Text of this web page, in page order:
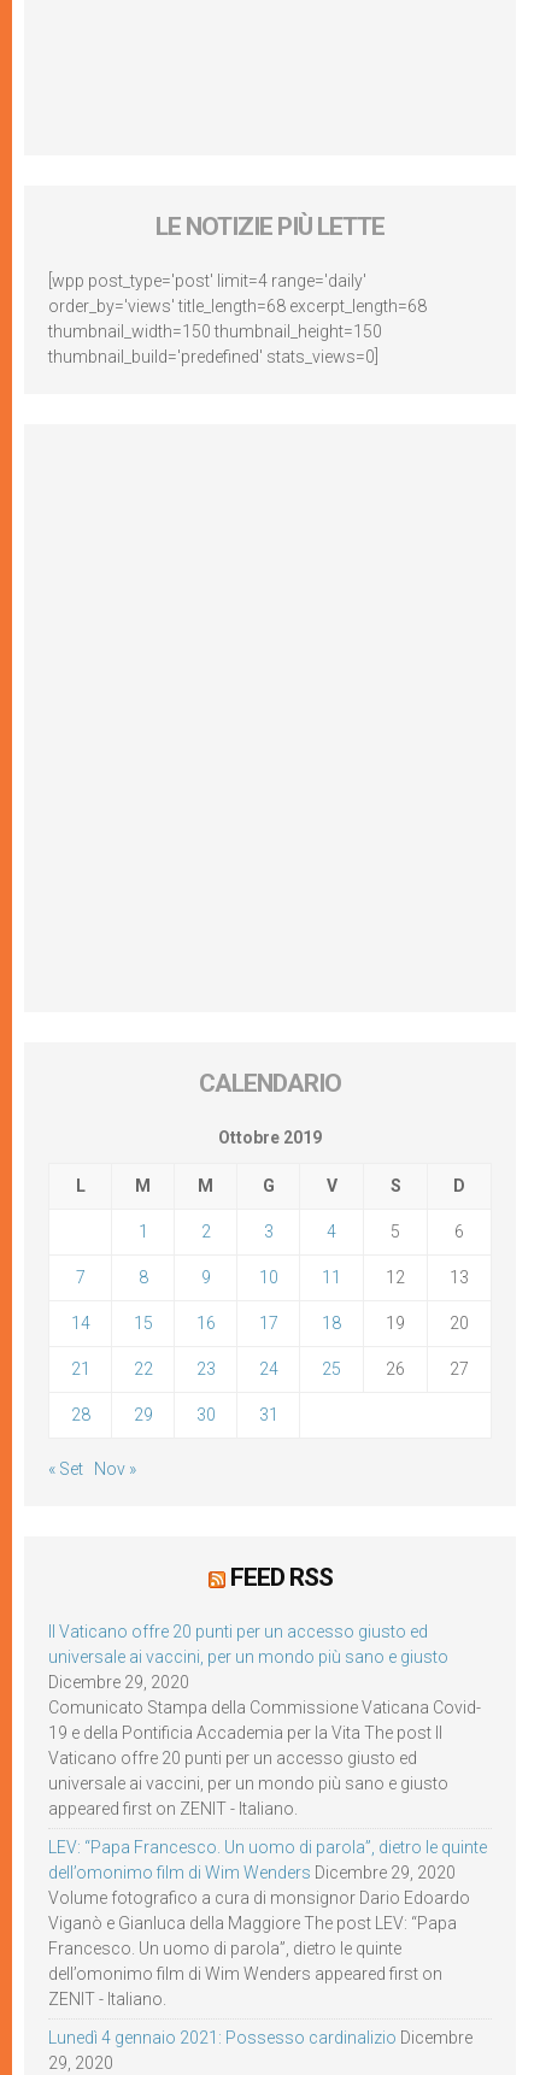
LE NOTIZIE PIÙ LETTE
[wpp post_type='post' limit=4 range='daily'
order_by='views' title_length=68 excerpt_length=68
thumbnail_width=150 thumbnail_height=150
thumbnail_build='predefined' stats_views=0]
CALENDARIO
Ottobre 2019
L M M G V S D
1 2 3 4 5 6
7 8 9 10 11 12 13
14 15 16 17 18 19 20
21 22 23 24 25 26 27
28 29 30 31
« Set Nov »
FEED RSS
Il Vaticano offre 20 punti per un accesso giusto ed
universale ai vaccini, per un mondo più sano e giusto
Dicembre 29, 2020
Comunicato Stampa della Commissione Vaticana Covid-
19 e della Pontificia Accademia per la Vita The post Il
Vaticano offre 20 punti per un accesso giusto ed
universale ai vaccini, per un mondo più sano e giusto
appeared first on ZENIT - Italiano.
LEV: “Papa Francesco. Un uomo di parola”, dietro le quinte
dell’omonimo film di Wim Wenders Dicembre 29, 2020
Volume fotografico a cura di monsignor Dario Edoardo
Viganò e Gianluca della Maggiore The post LEV: “Papa
Francesco. Un uomo di parola”, dietro le quinte
dell’omonimo film di Wim Wenders appeared first on
ZENIT - Italiano.
Lunedì 4 gennaio 2021: Possesso cardinalizio Dicembre
29, 2020